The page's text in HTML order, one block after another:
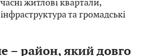
житлові квартали,
та громадські
– район, який довго